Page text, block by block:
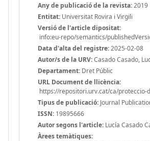
Any de publicació de la revista:2019
Entitat: Universitat Rovira i Virgili
Versió de l'article dipositat:
info:eu-repo/semantics/
Data d'alta del registre:2025-02-08
Autor/s de la URV:Casado Casado,
Departament: Dret Públic
URL Document de llicència:
https://repositori.urv.cat/ca/proteccio-
Tipus de publicació: Journal
ISSN: 19895666
Autor segons l'article: Lucía Casado
Àrees temàtiques: